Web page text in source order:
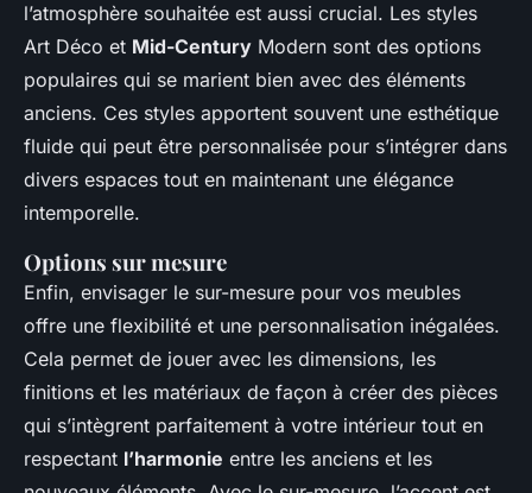
l’atmosphère souhaitée est aussi crucial. Les styles
Art Déco et Mid-Century Modern sont des options
populaires qui se marient bien avec des éléments
anciens. Ces styles apportent souvent une esthétique
fluide qui peut être personnalisée pour s’intégrer dans
divers espaces tout en maintenant une élégance
intemporelle.
Options sur mesure
Enfin, envisager le sur-mesure pour vos meubles
offre une flexibilité et une personnalisation inégalées.
Cela permet de jouer avec les dimensions, les
finitions et les matériaux de façon à créer des pièces
qui s’intègrent parfaitement à votre intérieur tout en
respectant l’harmonie entre les anciens et les